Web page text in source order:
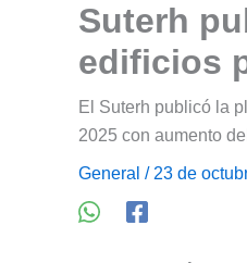
Suterh
edificios
El Suterh publicó la
2025 con aumento
General / 23 de